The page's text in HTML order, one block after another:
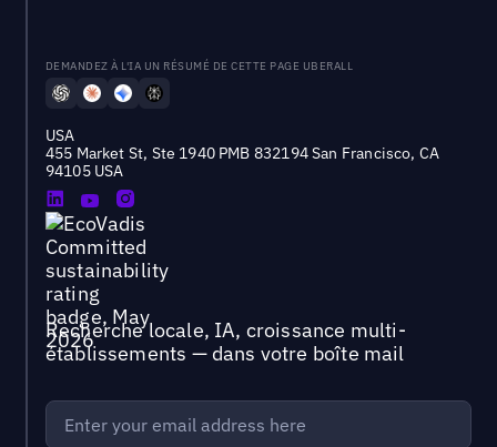
DEMANDEZ À L'IA UN RÉSUMÉ DE CETTE PAGE UBERALL
USA
455 Market St, Ste 1940 PMB 832194 San Francisco, CA
94105 USA
Recherche locale, IA, croissance multi-
établissements — dans votre boîte mail